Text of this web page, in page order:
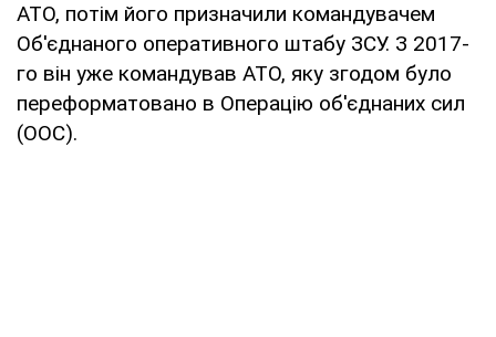
АТО, потім його призначили командувачем
Об'єднаного оперативного штабу ЗСУ. З 2017-
го він уже командував АТО, яку згодом було
переформатовано в Операцію об'єднаних сил
(ООС).